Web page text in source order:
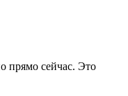
прямо сейчас. Это